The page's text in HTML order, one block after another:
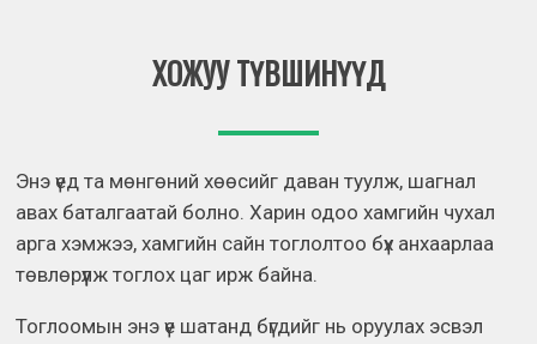
ХОЖУУ ТҮВШИНҮҮД
Энэ үед та мөнгөний хөөсийг даван туулж, шагнал
авах баталгаатай болно. Харин одоо хамгийн чухал
арга хэмжээ, хамгийн сайн тоглолтоо бүх анхаарлаа
төвлөрүүлж тоглох цаг ирж байна.
Тоглоомын энэ үе шатанд бүгдийг нь оруулах эсвэл